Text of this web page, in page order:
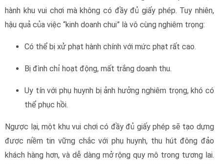
hành khu vui chơi mà không có đầy đủ giấy phép. Tuy nhiên,
hậu quả của việc “kinh doanh chui” là vô cùng nghiêm trọng:
Có thể bị xử phạt hành chính với mức phạt rất cao.
Bị đình chỉ hoạt động, mất trắng doanh thu.
Uy tín với phụ huynh bị ảnh hưởng nghiêm trọng, khó có
thể phục hồi.
Ngược lại, một khu vui chơi có đầy đủ giấy phép sẽ tạo dựng
được niềm tin vững chắc với phụ huynh, thu hút đông đảo
khách hàng hơn, và dễ dàng mở rộng quy mô trong tương lai.